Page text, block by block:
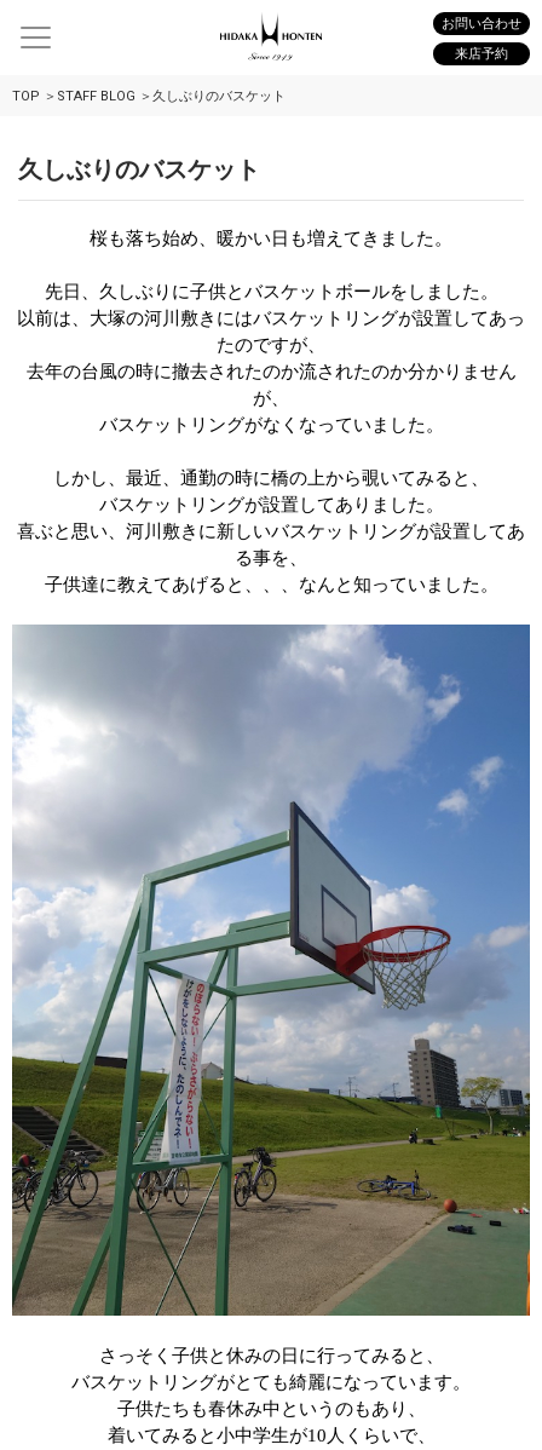
お問い合わせ
来店予約
TOP STAFF BLOG 久しぶりのバスケット
久しぶりのバスケット
桜も落ち始め、暖かい日も増えてきました。
先日、久しぶりに子供とバスケットボールをしました。
以前は、大塚の河川敷きにはバスケットリングが設置してあっ
たのですが、
去年の台風の時に撤去されたのか流されたのか分かりません
が、
バスケットリングがなくなっていました。
しかし、最近、通勤の時に橋の上から覗いてみると、
バスケットリングが設置してありました。
喜ぶと思い、河川敷きに新しいバスケットリングが設置してあ
る事を、
子供達に教えてあげると、、、なんと知っていました。
さっそく子供と休みの日に行ってみると、
バスケットリングがとても綺麗になっています。
子供たちも春休み中というのもあり、
着いてみると小中学生が10 人くらいで、